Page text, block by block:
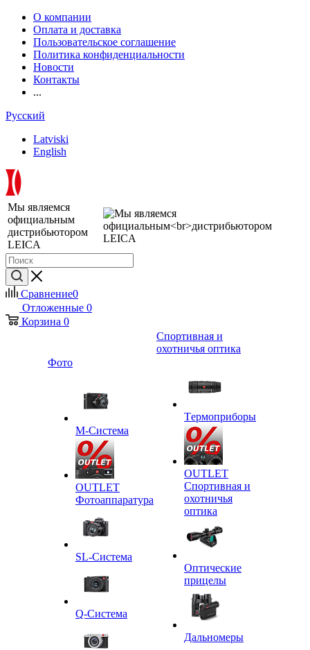
О компании
Оплата и доставка
Пользовательское соглашение
Политика конфиденциальности
Новости
Контакты
...
Русский
Latviski
English
Мы являемся
официальным
дистрибьютором
LEICA
Сравнение0
Отложенные 0
Корзина 0
Фото
M-Система
OUTLET
Фотоаппаратура
SL-Система
Q-Cистема
Спортивная и
охотничья оптика
Tермоприборы
OUTLET
Спортивная и
охотничья
оптика
Оптические
прицелы
Дальномеры